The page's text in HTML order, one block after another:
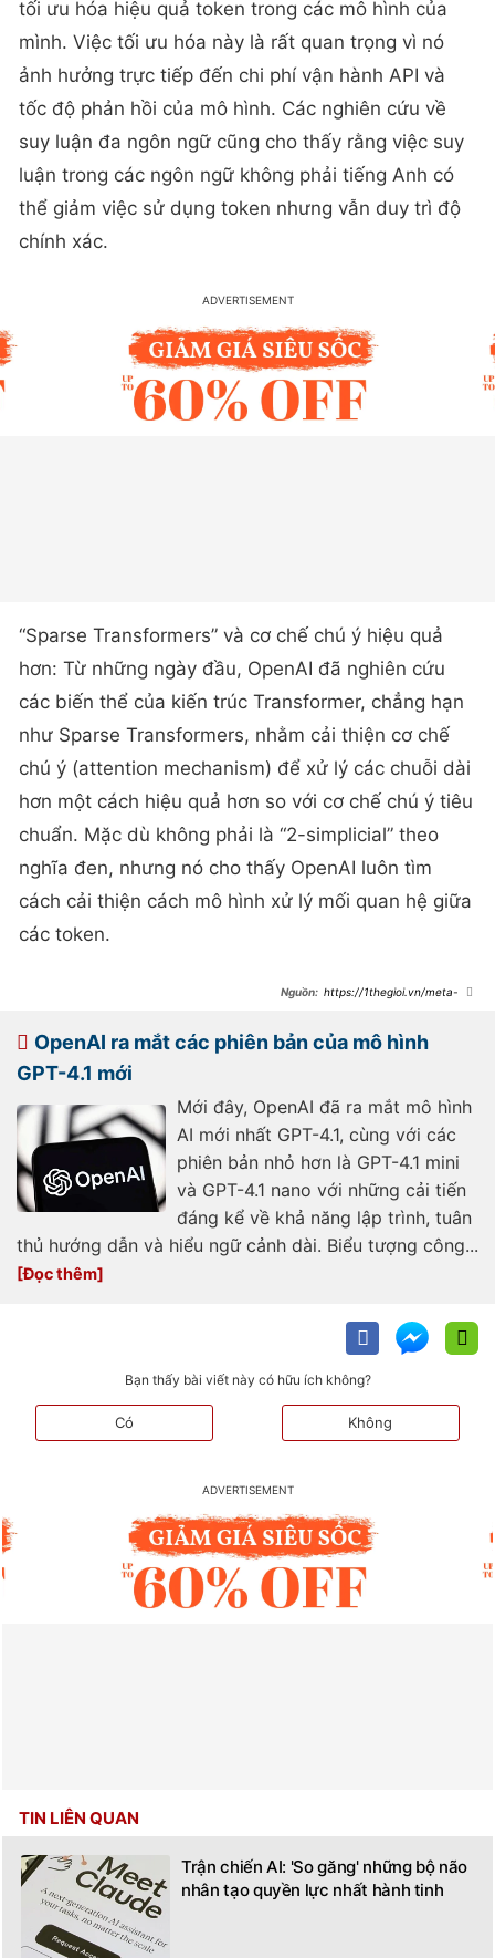
tối ưu hóa hiệu quả token trong các mô hình của
mình. Việc tối ưu hóa này là rất quan trọng vì nó
ảnh hưởng trực tiếp đến chi phí vận hành API và
tốc độ phản hồi của mô hình. Các nghiên cứu về
suy luận đa ngôn ngữ cũng cho thấy rằng việc suy
luận trong các ngôn ngữ không phải tiếng Anh có
thể giảm việc sử dụng token nhưng vẫn duy trì độ
chính xác.
“Sparse Transformers” và cơ chế chú ý hiệu quả
hơn: Từ những ngày đầu, OpenAI đã nghiên cứu
các biến thể của kiến trúc Transformer, chẳng hạn
như Sparse Transformers, nhằm cải thiện cơ chế
chú ý (attention mechanism) để xử lý các chuỗi dài
hơn một cách hiệu quả hơn so với cơ chế chú ý tiêu
chuẩn. Mặc dù không phải là “2-simplicial” theo
nghĩa đen, nhưng nó cho thấy OpenAI luôn tìm
cách cải thiện cách mô hình xử lý mối quan hệ giữa
các token.
https://1thegioi.vn/meta-
234572.html
OpenAI ra mắt các phiên bản của mô hình
GPT-4.1 mới
Mới đây, OpenAI đã ra mắt mô hình
AI mới nhất GPT-4.1, cùng với các
phiên bản nhỏ hơn là GPT-4.1 mini
và GPT-4.1 nano với những cải tiến
đáng kể về khả năng lập trình, tuân
thủ hướng dẫn và hiểu ngữ cảnh dài. Biểu tượng công...
Bạn thấy bài viết này có hữu ích không?
Có Không
TIN LIÊN QUAN
Trận chiến AI: 'So găng' những bộ não
nhân tạo quyền lực nhất hành tinh